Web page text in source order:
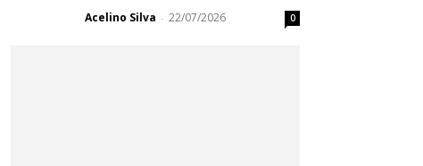
Acelino Silva - 22/07/2026 0